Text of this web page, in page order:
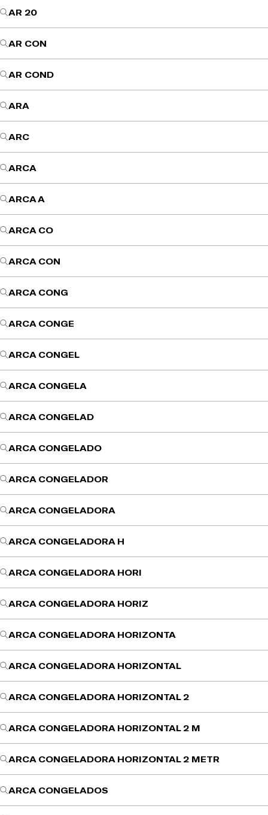
AR 20
AR CON
AR COND
ARA
ARC
ARCA
ARCA A
ARCA CO
ARCA CON
ARCA CONG
ARCA CONGE
ARCA CONGEL
ARCA CONGELA
ARCA CONGELAD
ARCA CONGELADO
ARCA CONGELADOR
ARCA CONGELADORA
ARCA CONGELADORA H
ARCA CONGELADORA HORI
ARCA CONGELADORA HORIZ
ARCA CONGELADORA HORIZONTA
ARCA CONGELADORA HORIZONTAL
ARCA CONGELADORA HORIZONTAL 2
ARCA CONGELADORA HORIZONTAL 2 M
ARCA CONGELADORA HORIZONTAL 2 METR
ARCA CONGELADOS